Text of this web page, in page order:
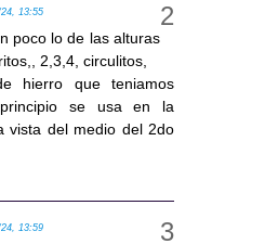
13:55
poco lo de las alturas
2,3,4, circulitos,
hierro que teniamos
se usa en la
vista del medio del 2do
13:59